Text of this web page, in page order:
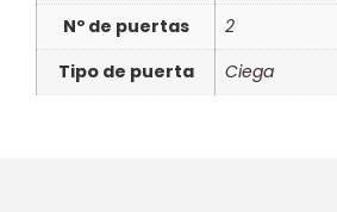
Nº de puertas
2
Tipo de puerta
Ciega